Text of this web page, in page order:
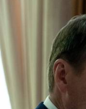
корупцією